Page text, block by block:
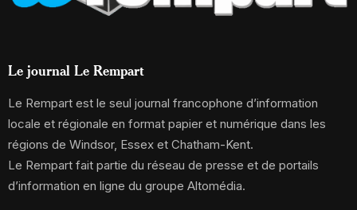
Le journal Le Rempart
Le Rempart est le seul journal francophone d’information
locale et régionale en format papier et numérique dans les
régions de Windsor, Essex et Chatham-Kent.
Le Rempart fait partie du réseau de presse et de portails
d’information en ligne du groupe Altomédia.